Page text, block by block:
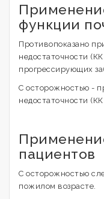
функции
Противопоказано
недостаточности
прогрессирующих
С осторожностью -
недостаточности
пациентов
С осторожностью
пожилом возрасте.